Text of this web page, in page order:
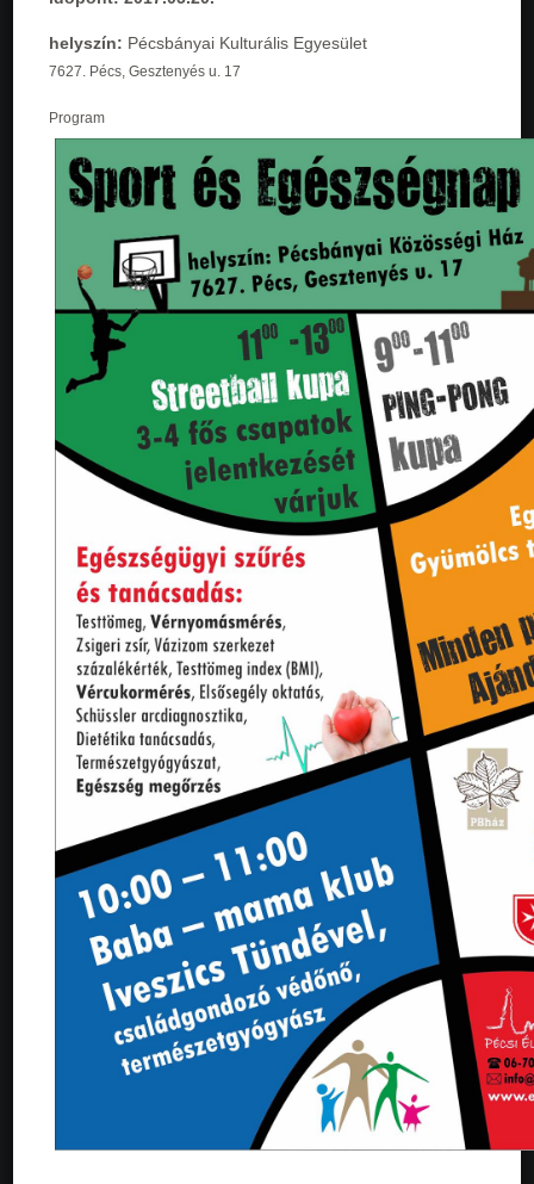
helyszín: Pécsbányai Kulturális Egyesület
7627. Pécs, Gesztenyés u. 17
Program